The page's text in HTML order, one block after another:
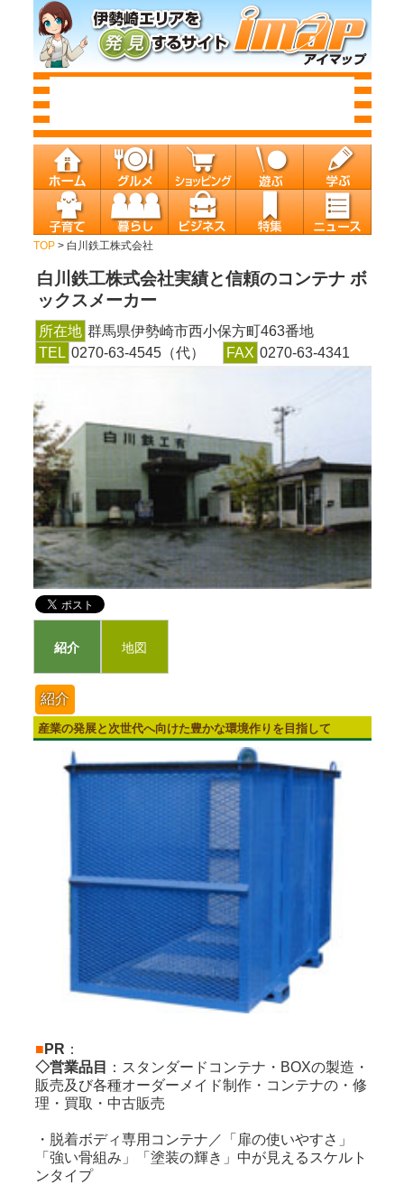
TOP> 白川鉄工株式会社
白川鉄工株式会社実績と信頼のコンテナ ボ
ックスメーカー
所在地 群馬県伊勢崎市西小保方町463番地
TEL 0270-63-4545（代） FAX 0270-63-4341
紹介 地図
紹介
産業の発展と次世代へ向けた豊かな環境作りを目指して
■ PR ：
◇営業品目
：スタンダードコンテナ・BOXの製造・
販売及び各種オーダーメイド制作・コンテナの・修
理・買取・中古販売
・脱着ボディ専用コンテナ／「扉の使いやすさ」
「強い骨組み」「塗装の輝き」中が見えるスケルト
ンタイプ